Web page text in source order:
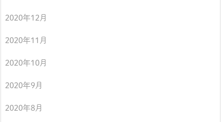
2020年12月
2020年11月
2020年10月
2020年9月
2020年8月